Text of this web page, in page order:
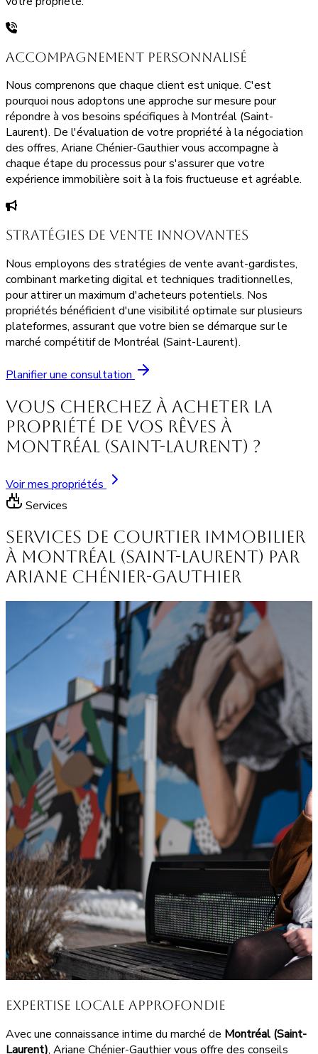
Accompagnement Personnalisé
Nous comprenons que chaque client est unique. C'est
pourquoi nous adoptons une approche sur mesure pour
répondre à vos besoins spécifiques à Montréal (Saint-
Laurent). De l'évaluation de votre propriété à la négociation
des offres, Ariane Chénier-Gauthier vous accompagne à
chaque étape du processus pour s'assurer que votre
expérience immobilière soit à la fois fructueuse et agréable.
Stratégies de Vente Innovantes
Nous employons des stratégies de vente avant-gardistes,
combinant marketing digital et techniques traditionnelles,
pour attirer un maximum d'acheteurs potentiels. Nos
propriétés bénéficient d'une visibilité optimale sur plusieurs
plateformes, assurant que votre bien se démarque sur le
marché compétitif de Montréal (Saint-Laurent).
Planifier une consultation
Vous cherchez à acheter la
propriété de vos rêves à
Montréal (Saint-Laurent) ?
Voir mes propriétés
Services
Services de courtier immobilier
à Montréal (Saint-Laurent) par
Ariane Chénier-Gauthier
Expertise Locale Approfondie
Avec une connaissance intime du marché de Montréal (Saint-
Laurent), Ariane Chénier-Gauthier vous offre des conseils